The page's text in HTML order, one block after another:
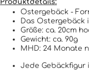
Produktdetails:
Ostergebäck -
Das
Größe: ca. 20cm
Gewicht: ca. 90g
MHD: 24 Monate
Jede Gebäckfigur